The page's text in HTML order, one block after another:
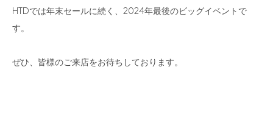
HTDでは年末セールに続く、2024年最後のビッグイベントで
す。
ぜひ、皆様のご来店をお待ちしております。